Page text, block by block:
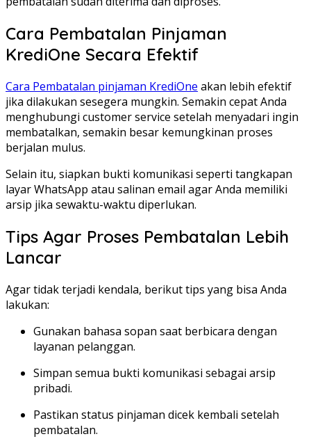
Cara Pembatalan Pinjaman
KrediOne Secara Efektif
Cara Pembatalan pinjaman KrediOne akan lebih efektif
jika dilakukan sesegera mungkin. Semakin cepat Anda
menghubungi customer service setelah menyadari ingin
membatalkan, semakin besar kemungkinan proses
berjalan mulus.
Selain itu, siapkan bukti komunikasi seperti tangkapan
layar WhatsApp atau salinan email agar Anda memiliki
arsip jika sewaktu-waktu diperlukan.
Tips Agar Proses Pembatalan Lebih
Lancar
Agar tidak terjadi kendala, berikut tips yang bisa Anda
lakukan:
Gunakan bahasa sopan saat berbicara dengan
layanan pelanggan.
Simpan semua bukti komunikasi sebagai arsip
pribadi.
Pastikan status pinjaman dicek kembali setelah
pembatalan.